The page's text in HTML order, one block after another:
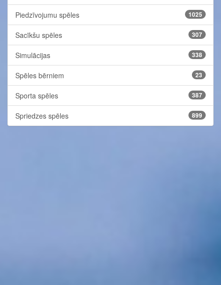
Piedzīvojumu spēles 1025
Sacīkšu spēles 307
Simulācijas 338
Spēles bērniem 23
Sporta spēles 387
Spriedzes spēles 899